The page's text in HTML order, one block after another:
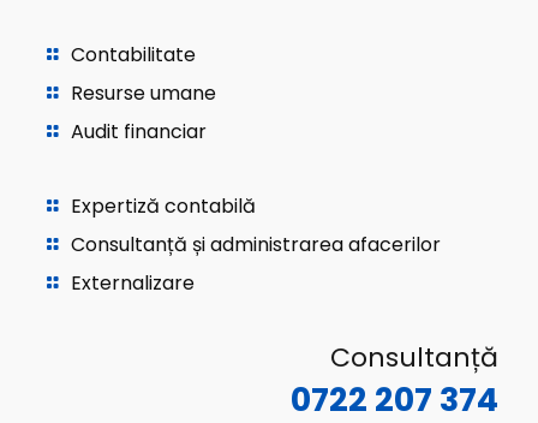
Contabilitate
Resurse umane
Audit financiar
Expertiză contabilă
Consultanță și administrarea afacerilor
Externalizare
Consultanță
0722 207 374